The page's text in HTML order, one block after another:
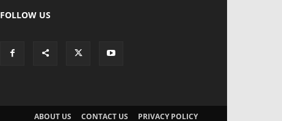
FOLLOW US
ABOUT US CONTACT US PRIVACY POLICY